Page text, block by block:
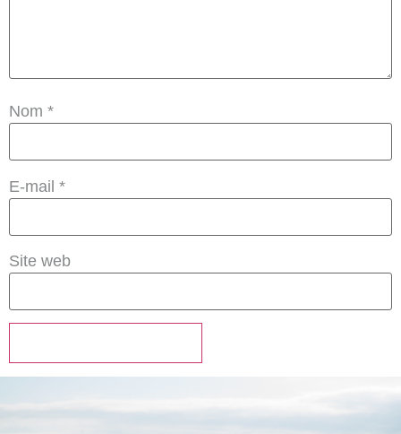
Nom *
E-mail *
Site web